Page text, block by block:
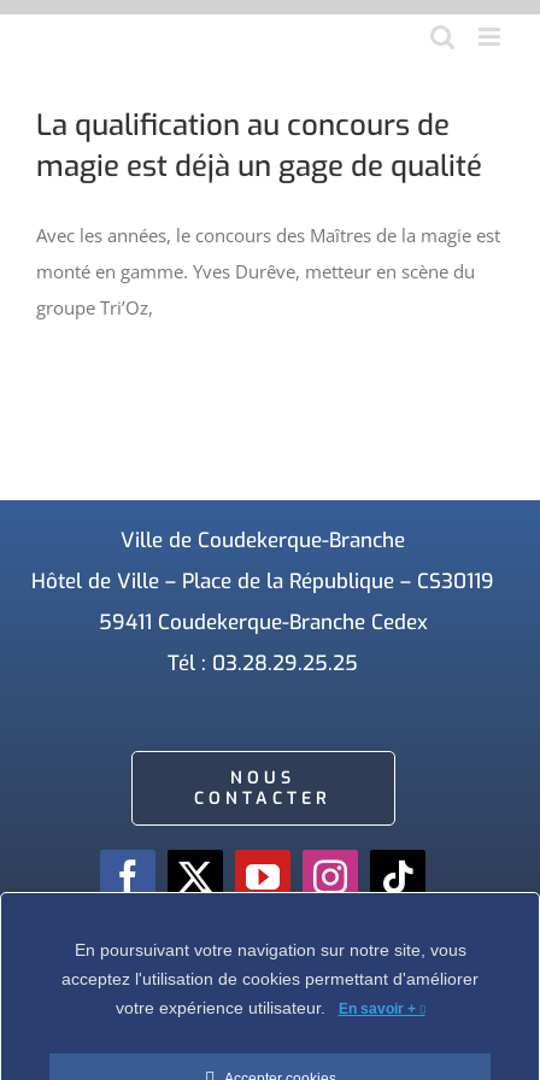
Aller
La qualification au concours de
magie est déjà un gage de qualité
Avec les années, le concours des Maîtres de la magie est
monté en gamme. Yves Durêve, metteur en scène du
groupe Tri’Oz,
Ville de Coudekerque-Branche
Hôtel de Ville – Place de la République – CS30119
59411 Coudekerque-Branche Cedex
Tél : 03.28.29.25.25
NOUS
CONTACTER
Ville de Coudekerque-Branche – Tous droits réservés © 2026 IMentions légales
IProtection vie privée
En poursuivant votre navigation sur notre site, vous
acceptez l'utilisation de cookies permettant d'améliorer
votre expérience utilisateur.
En savoir +